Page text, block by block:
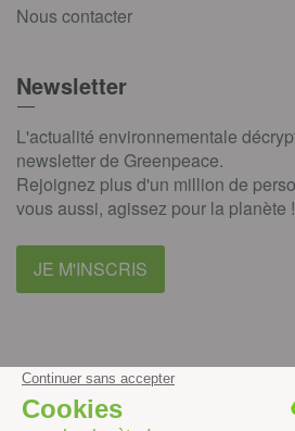
Nous contacter
Newsletter
L'actualité environnementale
newsletter de Greenpeace.
Rejoignez plus d'un million de
vous aussi, agissez pour la planète !
JE M'INSCRIS